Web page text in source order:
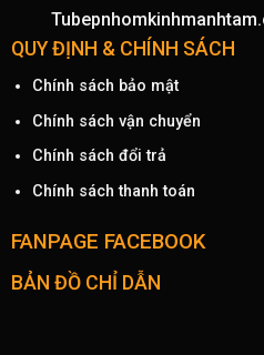
QUY ĐỊNH & CHÍNH SÁCH
Chính sách bảo mật
Chính sách vận chuyển
Chính sách đổi trả
Chính sách thanh toán
FANPAGE FACEBOOK
BẢN ĐỒ CHỈ DẪN